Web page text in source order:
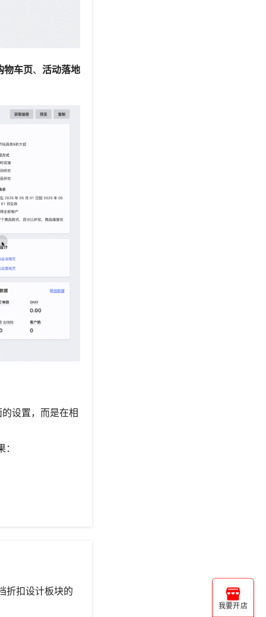
物车页、 活动落地
设置，而是在相
折扣设计板块的
我要开店